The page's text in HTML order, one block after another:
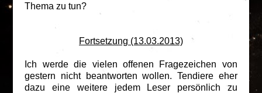
Thema zu tun?
Fortsetzung (13.03.2013)
Ich werde die vielen offenen Fragezeichen von
gestern nicht beantworten wollen. Tendiere eher
dazu eine weitere jedem Leser persönlich zu